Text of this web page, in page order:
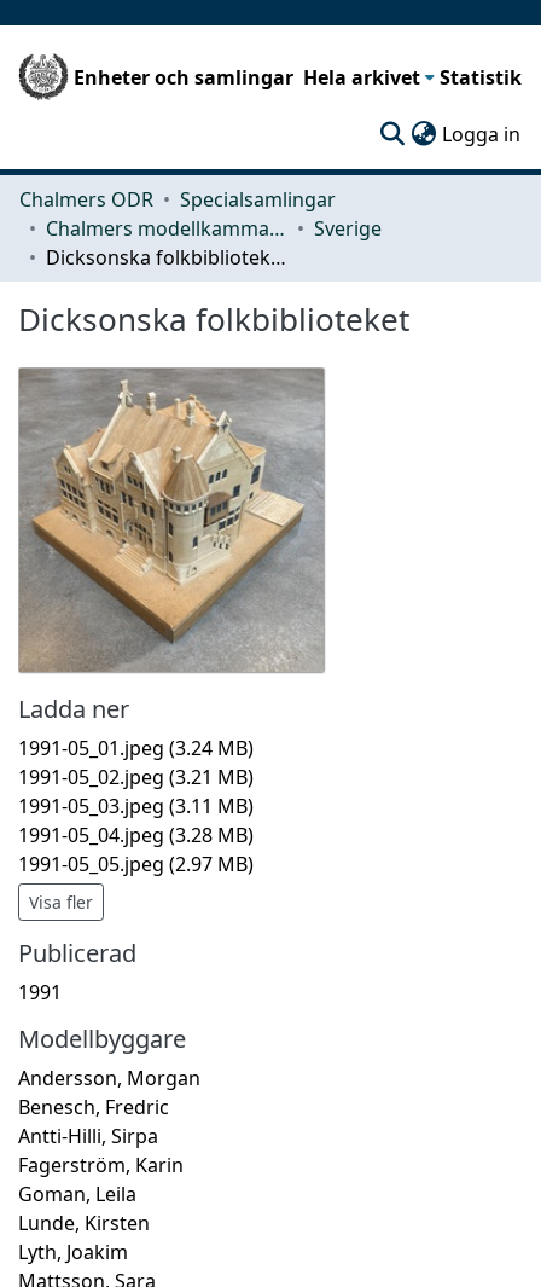
Enheter och samlingar Hela arkivet Statistik
Logga in
Chalmers ODR
Specialsamlingar
Chalmers modellkammare
Sverige
Dicksonska folkbiblioteket
Dicksonska folkbiblioteket
Ladda ner
1991-05_01.jpeg (3.24 MB)
1991-05_02.jpeg (3.21 MB)
1991-05_03.jpeg (3.11 MB)
1991-05_04.jpeg (3.28 MB)
1991-05_05.jpeg (2.97 MB)
Visa fler
Publicerad
1991
Modellbyggare
Andersson, Morgan
Benesch, Fredric
Antti-Hilli, Sirpa
Fagerström, Karin
Goman, Leila
Lunde, Kirsten
Lyth, Joakim
Mattsson, Sara